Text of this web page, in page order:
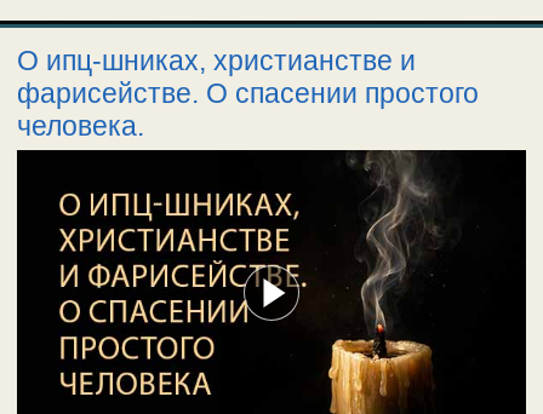
О ипц-шниках, христианстве и
фарисействе. О спасении простого
человека.